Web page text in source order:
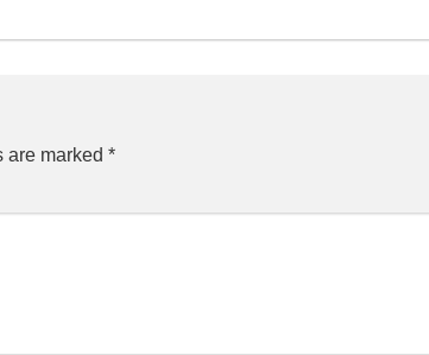
are marked *